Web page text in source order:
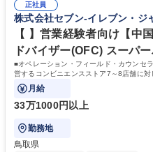
オーナー様の方針もふまえた個店カ
集職種 【★】【兵庫】店舗経営ア
セリング
フプランの変更に合わせた働き方
定、エリアを限定して働く制度 ※
て、転勤無しになる制度 ・育児や介
資格 学歴：大学院 大学 高専 短大
転免許普通自動車
正社員
株式会社セブン-イレブン・ジ
【 】営業経験者向け【中
ドバイザー(OFC) スーパ
■オペレーション・フィールド・カウンセ
営するコンビニエンスストア7～8店舗に対
いただきます。
月給
33万1000円以上
勤務地
鳥取県